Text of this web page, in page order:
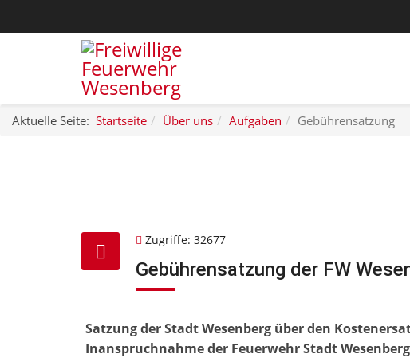
Aktuelle Seite: Startseite Über uns Aufgaben Gebührensatzung
Zugriffe: 32677
Gebührensatzung der FW
Satzung der Stadt Wesenberg über den
Inanspruchnahme der Feuerwehr Stadt Wesenberg